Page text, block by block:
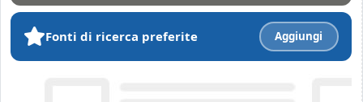
Fonti di ricerca preferite Aggiungi